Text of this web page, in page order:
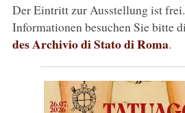
Der Eintritt zur Ausstellung ist
Informationen besuchen Sie bitte
des Archivio di Stato di Roma.